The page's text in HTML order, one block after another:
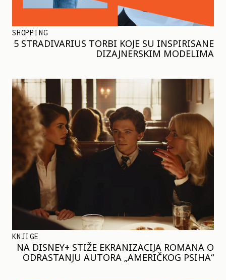
SHOPPING
5 STRADIVARIUS TORBI KOJE SU INSPIRISANE
DIZAJNERSKIM MODELIMA
KNJIGE
NA DISNEY+ STIŽE EKRANIZACIJA ROMANA O
ODRASTANJU AUTORA „AMERIČKOG PSIHA“